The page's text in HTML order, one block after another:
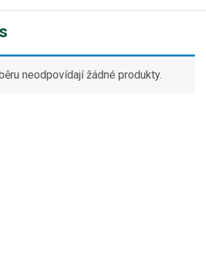
neodpovídají žádné produkty.